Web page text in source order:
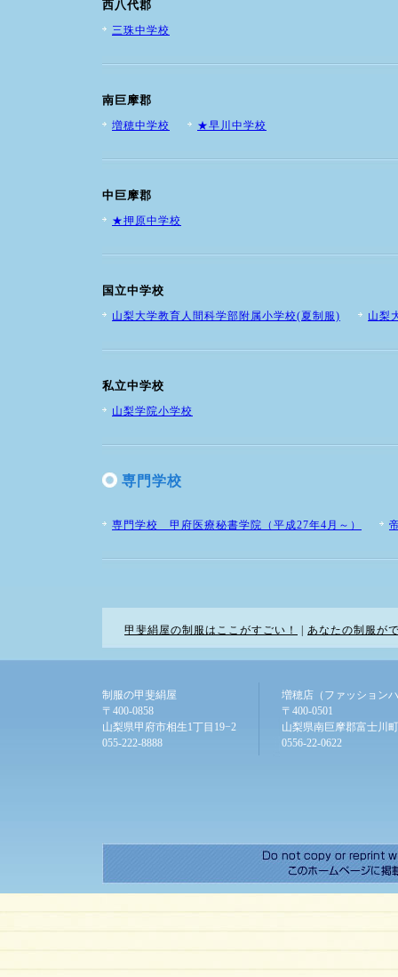
西八代郡
三珠中学校
南巨摩郡
増穂中学校 ★早川中学校
中巨摩郡
★押原中学校
国立中学校
山梨大学教育人間科学部附属小学校(夏制服) 山梨
私立中学校
山梨学院小学校
専門学校
専門学校 甲府医療秘書学院（平成27年4月～）
甲斐絹屋の制服はここがすごい！ あなたの制服が
制服の甲斐絹屋
〒400-0858
山梨県甲府市相生1丁目19−2
055-222-8888
増穂店（ファッション
〒400-0501
山梨県南巨摩郡富士川
0556-22-0622